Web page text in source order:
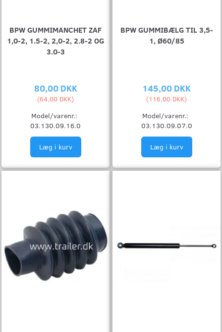
BPW GUMMIMANCHET ZAF
1,0-2, 1.5-2, 2,0-2, 2.8-2 OG
3.0-3
80,00 DKK
(64,00 DKK)
Model/varenr.:
03.130.09.16.0
Læg i kurv
BPW GUMMIBÆLG TIL 3,5-
1, Ø60/85
145,00 DKK
(116,00 DKK)
Model/varenr.:
03.130.09.07.0
Læg i kurv